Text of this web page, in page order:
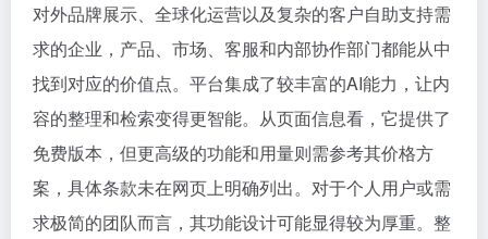
对外品牌展示、全球化运营以及复杂的客户自助支持需
求的企业，产品、市场、客服和内部协作部门都能从中
找到对应的价值点。平台集成了较丰富的AI能力，让内
容的整理和检索变得更智能。从页面信息看，它提供了
免费版本，但更高级的功能和用量则需参考其价格方
案，具体条款未在网页上明确列出。对于个人用户或需
求极简的团队而言，其功能设计可能显得较为厚重。整